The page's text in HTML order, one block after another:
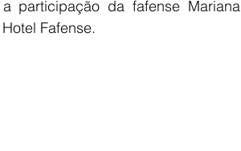
participação da fafense Mariana
Fafense.